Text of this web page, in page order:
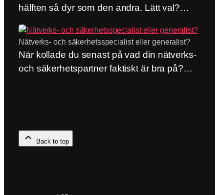
två…
hälften så dyr som den andra. Lätt val?
gör de nästan aldrig. Frågan om vad som
ingår i en managerad nätverk- och
säkerhetstjänst är den vanligaste vi får ,och
samtidigt viktigaste. För det är i innehållet,
Nätverks- och säkerhetsspecialist eller generalist?
När kollade du senast på vad din nätverks-
och säkerhetspartner faktiskt är bra på?
kassasystem, vård, produktion eller
Back to top